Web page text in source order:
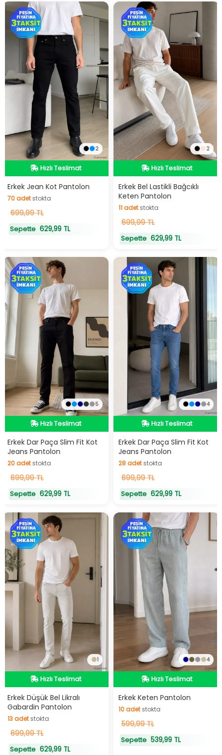
2
Hızlı Teslimat
Hızlı Teslimat
Erkek Jean Kot Pantolon
70adetstokta
70adetstokta
699,99 TL
Sepette 629,99 TL
2
Hızlı Teslimat
Hızlı Teslimat
Erkek Bel Lastikli Bağcıklı
Keten Pantolon
11adetstokta
11adetstokta
699,99 TL
Sepette 629,99 TL
5
Hızlı Teslimat
Hızlı Teslimat
Erkek Dar Paça Slim Fit Kot
Jeans Pantolon
20adetstokta
20adetstokta
699,99 TL
Sepette 629,99 TL
4
Hızlı Teslimat
Hızlı Teslimat
Erkek Dar Paça Slim Fit Kot
Jeans Pantolon
28adetstokta
28adetstokta
699,99 TL
Sepette 629,99 TL
1
Hızlı Teslimat
Hızlı Teslimat
Erkek Düşük Bel Likralı
Gabardin Pantolon
13adetstokta
13adetstokta
699,99 TL
Sepette 629,99 TL
4
Hızlı Teslimat
Hızlı Teslimat
Erkek Keten Pantolon
10adetstokta
10adetstokta
599,99 TL
Sepette 539,99 TL